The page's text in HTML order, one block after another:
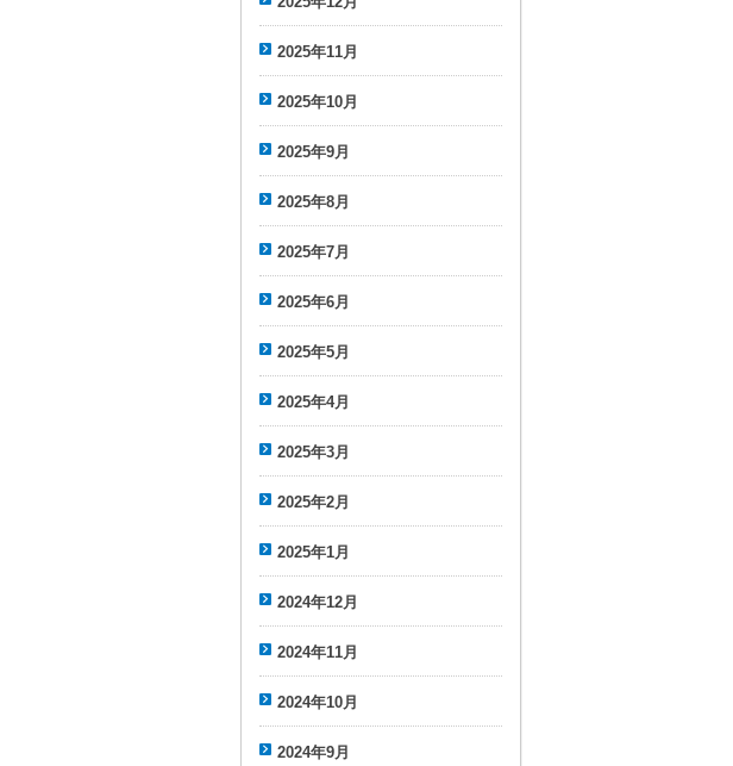
2025年11月
2025年10月
2025年9月
2025年8月
2025年7月
2025年6月
2025年5月
2025年4月
2025年3月
2025年2月
2025年1月
2024年12月
2024年11月
2024年10月
2024年9月